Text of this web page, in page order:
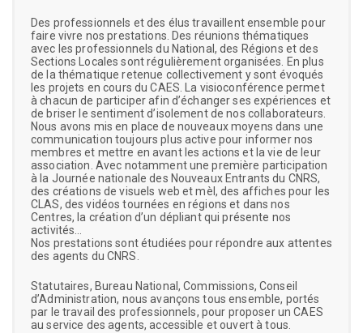
Des professionnels et des élus travaillent ensemble pour
faire vivre nos prestations. Des réunions thématiques
avec les professionnels du National, des Régions et des
Sections Locales sont régulièrement organisées. En plus
de la thématique retenue collectivement y sont évoqués
les projets en cours du CAES. La visioconférence permet
à chacun de participer afin d’échanger ses expériences et
de briser le sentiment d’isolement de nos collaborateurs.
Nous avons mis en place de nouveaux moyens dans une
communication toujours plus active pour informer nos
membres et mettre en avant les actions et la vie de leur
association. Avec notamment une première participation
à la Journée nationale des Nouveaux Entrants du CNRS,
des créations de visuels web et mèl, des affiches pour les
CLAS, des vidéos tournées en régions et dans nos
Centres, la création d’un dépliant qui présente nos
activités…
Nos prestations sont étudiées pour répondre aux attentes
des agents du CNRS.
Statutaires, Bureau National, Commissions, Conseil
d’Administration, nous avançons tous ensemble, portés
par le travail des professionnels, pour proposer un CAES
au service des agents, accessible et ouvert à tous.